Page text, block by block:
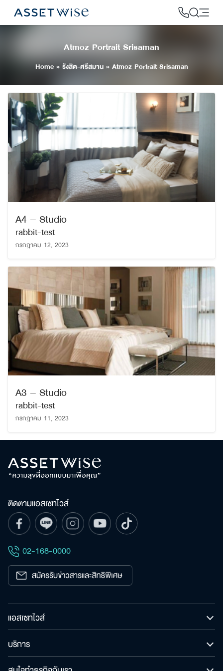
content
ค้นหา
สำหรับ:
Atmoz Portrait Srisaman
Home» รังสิต-ศรีสมาน» Atmoz Portrait Srisaman
A4 – Studio
rabbit-test
กรกฎาคม 12, 2023
A3 – Studio
rabbit-test
กรกฎาคม 11, 2023
ติดตามแอสเซทไวส์
02-168-0000
แอสเซทไวส์
บริการ
เพื่อให้ไม่พลาดข้อมูลข่าวสาร และโอกาสรับข้อเสนอ
ที่สำคัญฉันยินยอมรับข้อมูลข่าวสารโปรโมชันและ
ข่าวสารจาก
ส่ง